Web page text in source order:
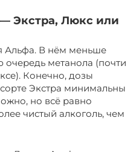
Экстра, Люкс или
Альфа. В нём меньше
очередь метанола (почти
Конечно, дозы
Экстра минимальны
но всё равно
чистый алкоголь, чем